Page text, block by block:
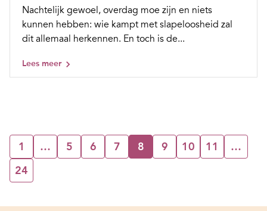
Nachtelijk gewoel, overdag moe zijn en niets
kunnen hebben: wie kampt met slapeloosheid zal
dit allemaal herkennen. En toch is de...
Lees meer
1 … 5 6 7 8 9 10 11
…
24